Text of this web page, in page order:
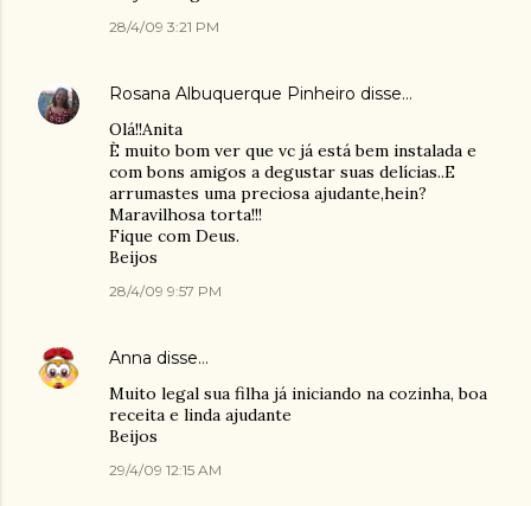
28/4/09 3:21 PM
Rosana Albuquerque Pinheiro disse…
Olá!!Anita
È muito bom ver que vc já está bem instalada e
com bons amigos a degustar suas delícias..E
arrumastes uma preciosa ajudante,hein?
Maravilhosa torta!!!
Fique com Deus.
Beijos
28/4/09 9:57 PM
Anna disse…
Muito legal sua filha já iniciando na cozinha, boa
receita e linda ajudante
Beijos
29/4/09 12:15 AM